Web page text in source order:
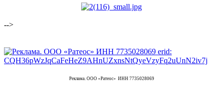
-->
Реклама. ООО «Ратеос» ИНН 7735028069